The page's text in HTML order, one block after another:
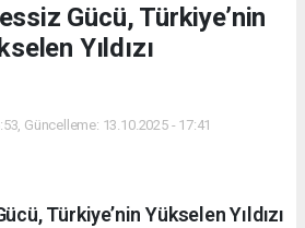
Gücü, Türkiye’nin
Yıldızı
Güncelleme: 13.10.2025 - 17:41
Türkiye’nin Yükselen Yıldızı